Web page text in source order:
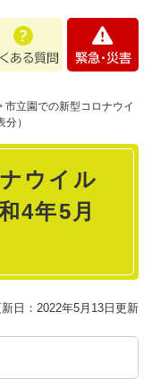
・
市立園での新型コロナウイ
）
ウイル
4年5月
日：2022年5月13日更新